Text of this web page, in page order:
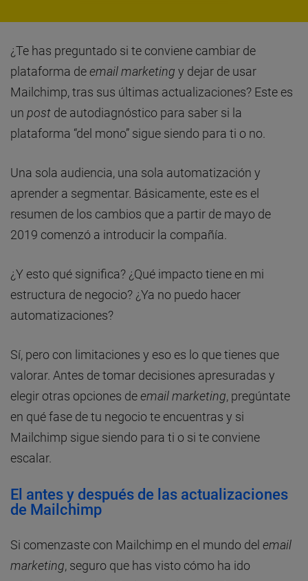
¿Te has preguntado si te conviene cambiar de
plataforma deemail marketing y dejar de usar
Mailchimp, tras sus últimas actualizaciones? Este es
un post de autodiagnóstico para saber si la
plataforma “del mono” sigue siendo para ti o no.
Una sola audiencia, una sola automatización y
aprender a segmentar. Básicamente, este es el
resumen de los cambios que a partir de mayo de
2019 comenzó a introducir la compañía.
¿Y esto qué significa? ¿Qué impacto tiene en mi
estructura de negocio? ¿Ya no puedo hacer
automatizaciones?
Sí, pero con limitaciones y eso es lo que tienes que
valorar. Antes de tomar decisiones apresuradas y
elegir otras opciones deemail marketing, pregúntate
en qué fase de tu negocio te encuentras y si
Mailchimp sigue siendo para ti o si te conviene
escalar.
El antes y después de las actualizaciones
de Mailchimp
Si comenzaste con Mailchimp en el mundo del email
marketing, seguro que has visto cómo ha ido